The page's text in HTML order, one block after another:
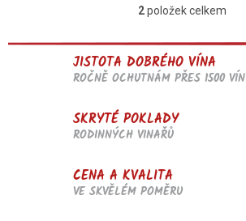
O
l
á
d
k
2položek celkem
JISTOTA DOBRÉHO VÍNA
ROČNĚ OCHUTNÁM PŘES 1500 VÍN
SKRYTÉ POKLADY
RODINNÝCH VINAŘŮ
CENA A KVALITA
VE SKVĚLÉM POMĚRU